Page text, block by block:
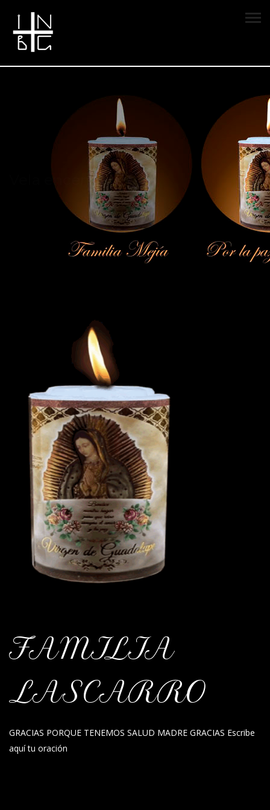
Vela encendida
FAMILIA
LASCARRO
GRACIAS PORQUE TENEMOS SALUD MADRE GRACIAS Escribe
aquí tu oración